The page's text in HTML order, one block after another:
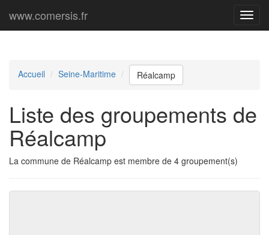
Menu
www.comersis.fr
Accueil Seine-Maritime Réalcamp
Liste des groupements de
Réalcamp
La commune de Réalcamp est membre de 4 groupement(s)